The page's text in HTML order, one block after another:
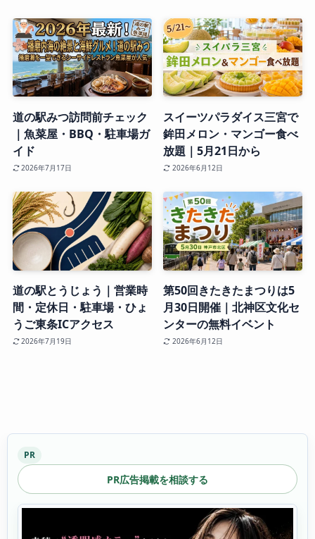
道の駅みつ訪問前チェック
｜魚菜屋・BBQ・駐車場ガ
イド
2026年7月17日
スイーツパラダイス三宮で
鉾田メロン・マンゴー食べ
放題｜5月21日から
2026年6月12日
道の駅とうじょう｜営業時
間・定休日・駐車場・ひょ
うご東条ICアクセス
2026年7月19日
第50回きたきたまつりは5
月30日開催｜北神区文化セ
ンターの無料イベント
2026年6月12日
PR
PR広告掲載を相談する